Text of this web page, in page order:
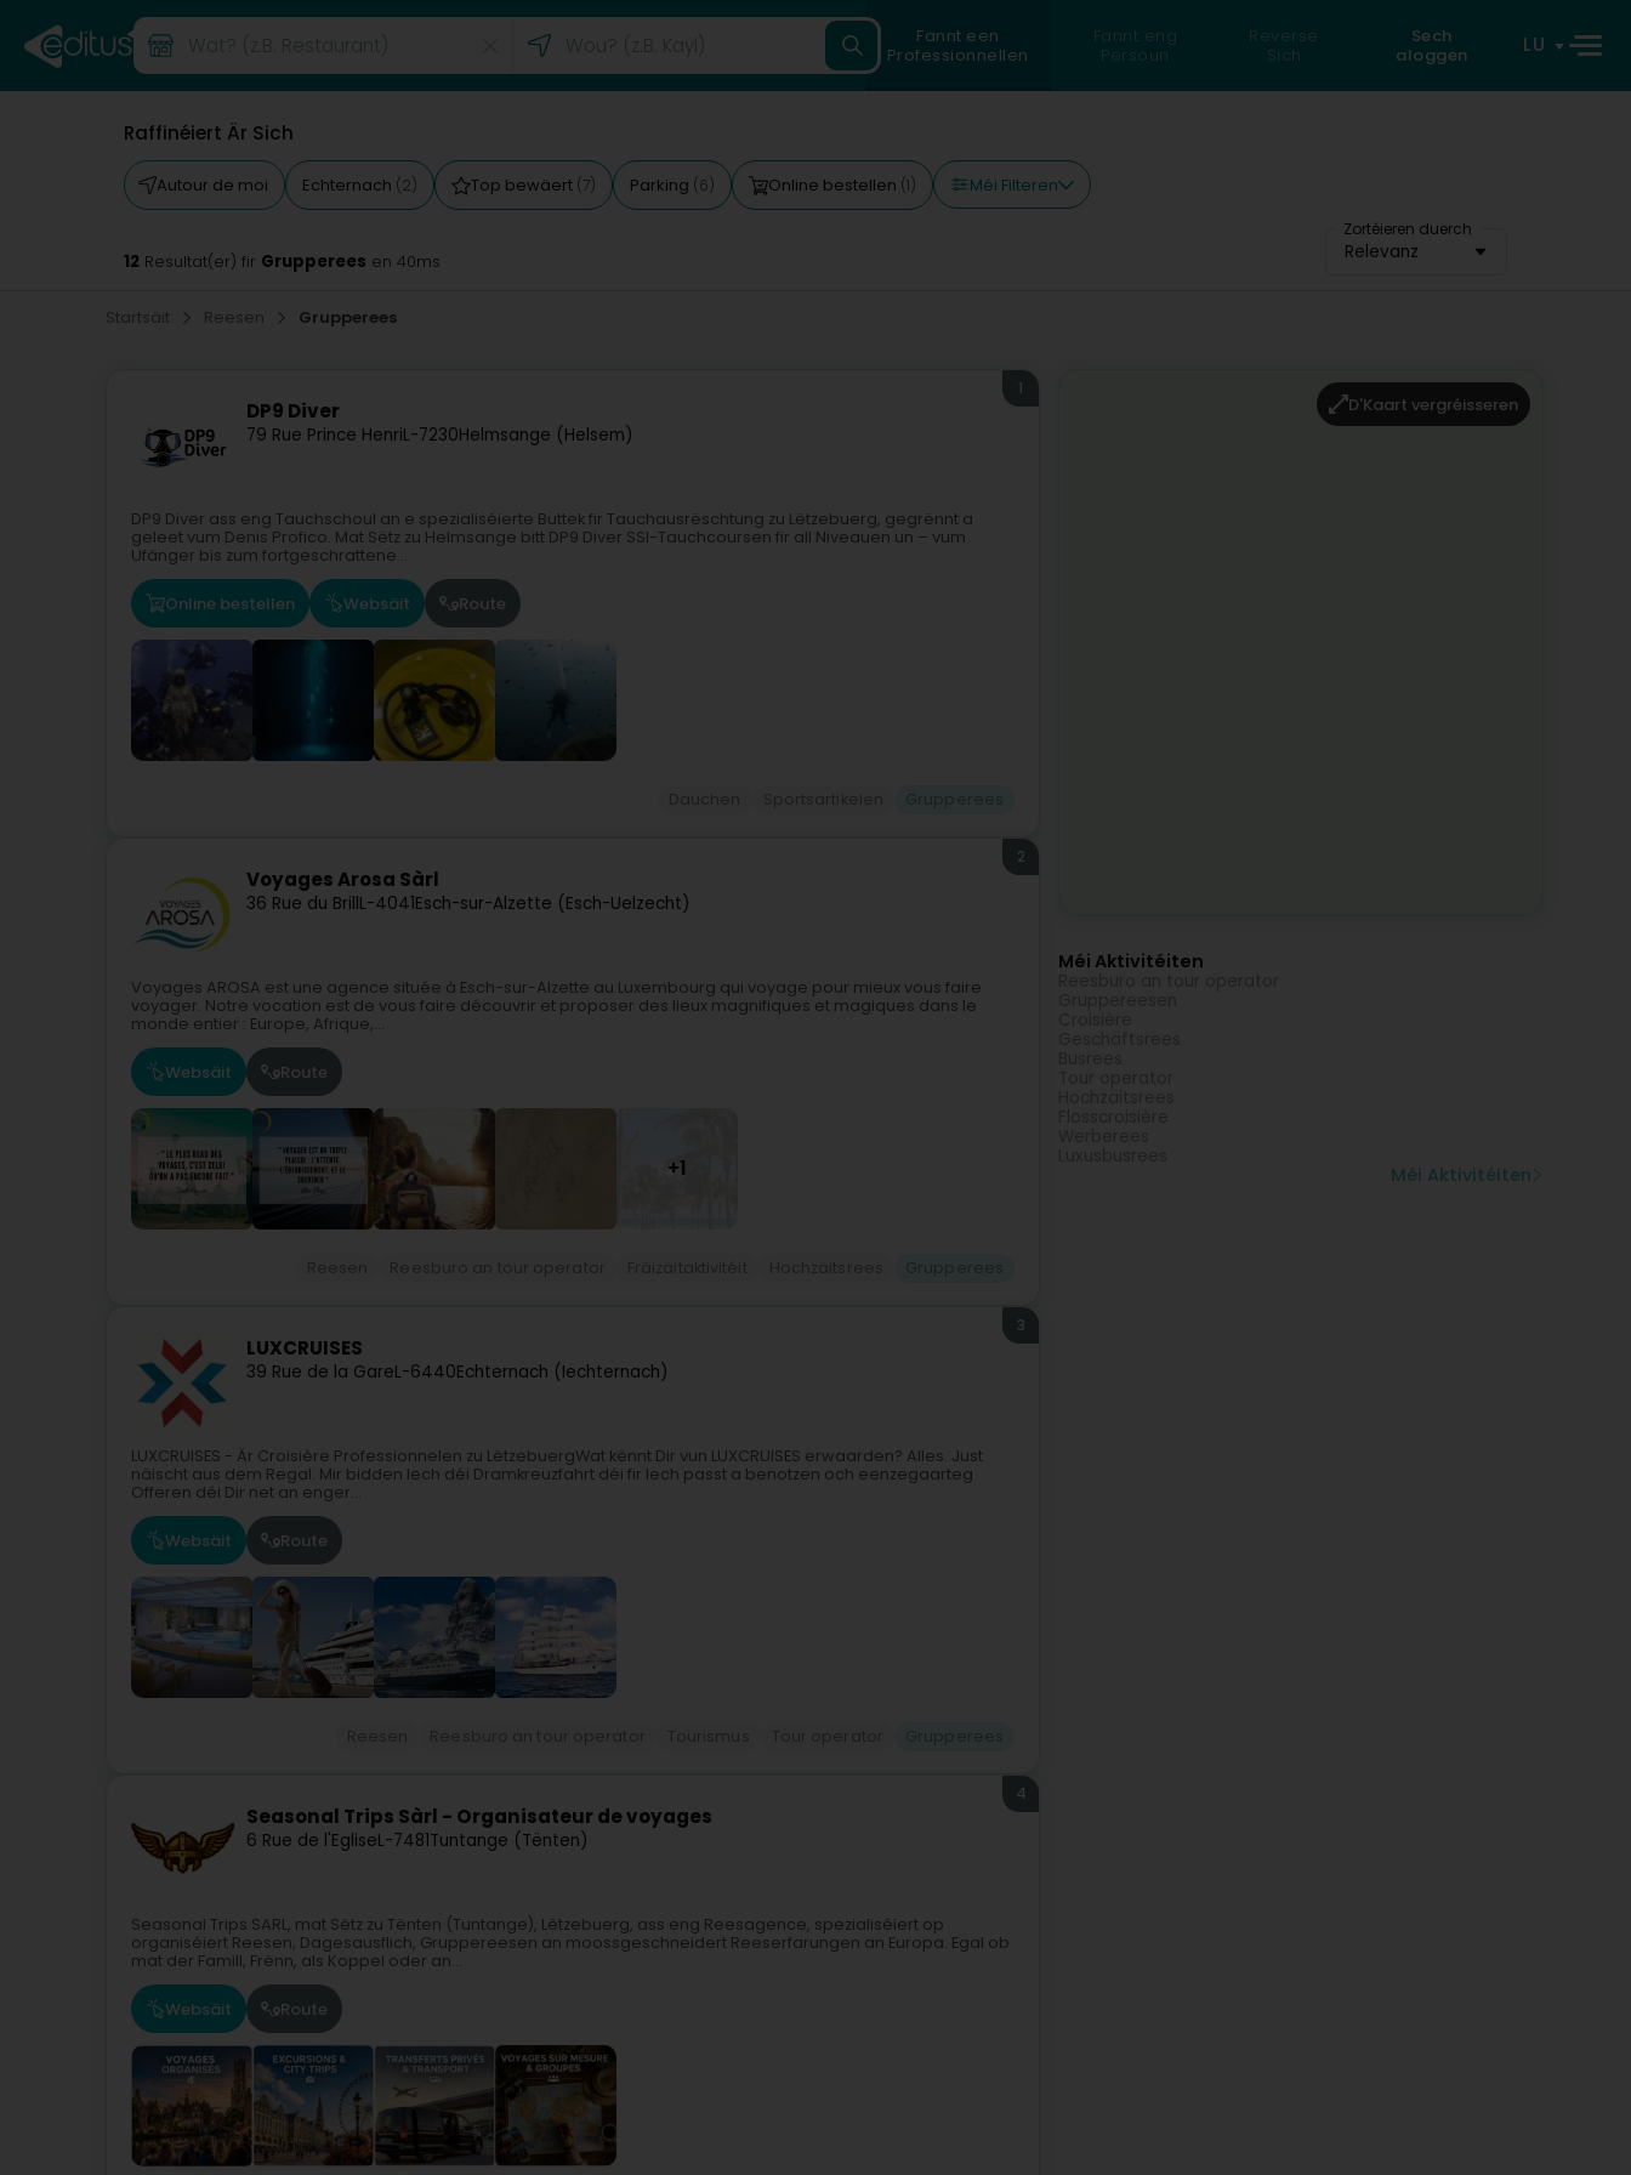
Fannt een
Professionnellen
Fannt eng
Persoun
Reverse
Sich
Sech
aloggen
LU
Raffinéiert Är Sich
Autour de moi Echternach (2) Top bewäert (7) Parking (6) Online bestellen (1) Méi Filteren
Zortéieren duerch
Relevanz
12 Resultat(er) fir Grupperees en 40ms
Startsäit Reesen Grupperees
DP9 Diver
79 Rue Prince HenriL-7230Helmsange (Helsem)
1
DP9 Diver ass eng Tauchschoul an e spezialiséierte Buttek fir Tauchausrëschtung zu Lëtzebuerg, gegrënnt a
geleet vum Denis Profico. Mat Sëtz zu Helmsange bitt DP9 Diver SSI-Tauchcoursen fir all Niveauen un – vum
Ufänger bis zum fortgeschrattene...
Online bestellen Websäit Route
Voyages Arosa Sàrl
36 Rue du BrillL-4041Esch-sur-Alzette (Esch-Uelzecht)
2
Voyages AROSA est une agence située à Esch-sur-Alzette au Luxembourg qui voyage pour mieux vous faire
voyager. Notre vocation est de vous faire découvrir et proposer des lieux magnifiques et magiques dans le
monde entier : Europe, Afrique,...
Websäit Route
+1
LUXCRUISES
39 Rue de la GareL-6440Echternach (Iechternach)
3
LUXCRUISES - Är Croisière Professionnelen zu LëtzebuergWat kënnt Dir vun LUXCRUISES erwaarden? Alles. Just
näischt aus dem Regal. Mir bidden Iech déi Dramkreuzfahrt déi fir Iech passt a benotzen och eenzegaarteg
Offeren déi Dir net an enger...
Websäit Route
Seasonal Trips Sàrl - Organisateur de voyages
6 Rue de l'EgliseL-7481Tuntange (Tënten)
4
Seasonal Trips SARL, mat Sëtz zu Tënten (Tuntange), Lëtzebuerg, ass eng Reesagence, spezialiséiert op
organiséiert Reesen, Dagesausflich, Gruppereesen an moossgeschneidert Reeserfarungen an Europa. Egal ob
mat der Famill, Frënn, als Koppel oder an...
Websäit Route
D'Kaart vergréisseren
Méi Aktivitéiten
Méi Aktivitéiten